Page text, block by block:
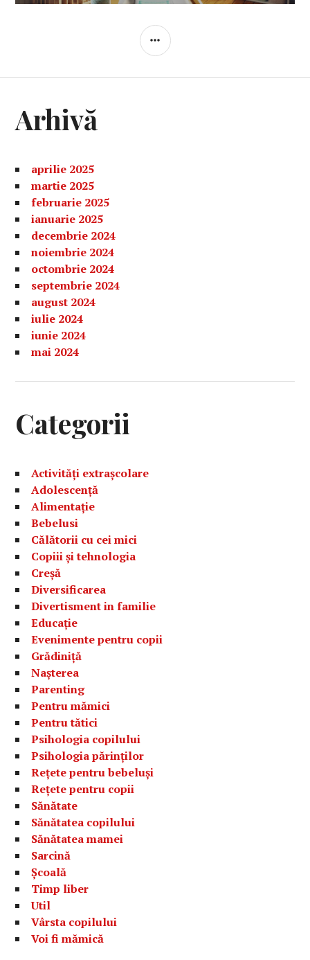
BARĂ
Arhivă
aprilie 2025
martie 2025
februarie 2025
ianuarie 2025
decembrie 2024
noiembrie 2024
octombrie 2024
septembrie 2024
august 2024
iulie 2024
iunie 2024
mai 2024
Categorii
Activități extrașcolare
Adolescență
Alimentație
Bebelusi
Călătorii cu cei mici
Copiii și tehnologia
Creșă
Diversificarea
Divertisment in familie
Educație
Evenimente pentru copii
Grădiniță
Nașterea
Parenting
Pentru mămici
Pentru tătici
Psihologia copilului
Psihologia părinților
Rețete pentru bebeluși
Rețete pentru copii
Sănătate
Sănătatea copilului
Sănătatea mamei
Sarcină
Școală
Timp liber
Util
Vârsta copilului
Voi fi mămică